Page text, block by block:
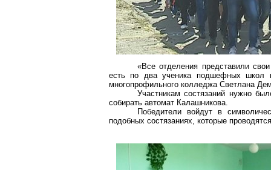
«Все отделения представили
есть по два ученика подшефных школ
многопрофильного колледжа Светлана
Участникам состязаний нужно
собирать автомат Калашникова.
Победители войдут в
подобных состязаниях, которые